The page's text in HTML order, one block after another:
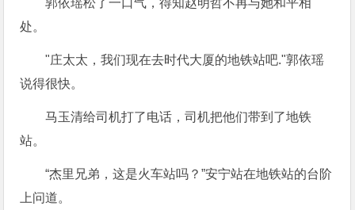
郭依瑶松了一口气，得知赵明哲不再与她和平相
处。
"庄太太，我们现在去时代大厦的地铁站吧."郭依瑶
说得很快。
马玉清给司机打了电话，司机把他们带到了地铁
站。
“杰里兄弟，这是火车站吗？”安宁站在地铁站的台阶
上问道。